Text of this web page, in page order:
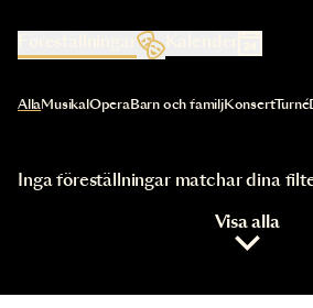
Kalender
Val av kategori uppdaterar innehållet
AllaMusikal OperaBarn och familjKonsertTurné
Inga föreställningar matchar dina
Visa alla